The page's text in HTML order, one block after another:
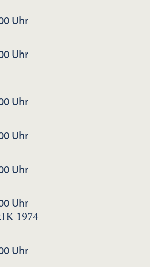
Uhr
Uhr
Uhr
Uhr
Uhr
Uhr
1974
Uhr